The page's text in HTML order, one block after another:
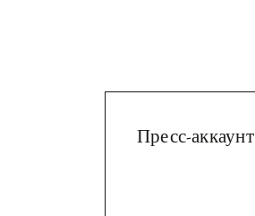
Пресс-аккаунт